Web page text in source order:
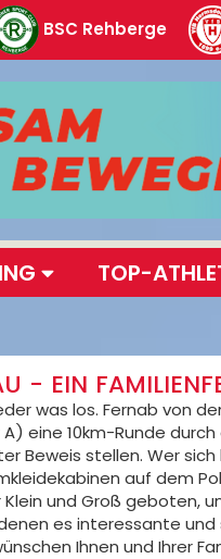
BSC Rehberge
TOP-
- EIN
was los. Fernab von
eine 10km-Runde
Beweis stellen. Wer
auf dem
und Groß
es interessante
Ihnen und Ihrer